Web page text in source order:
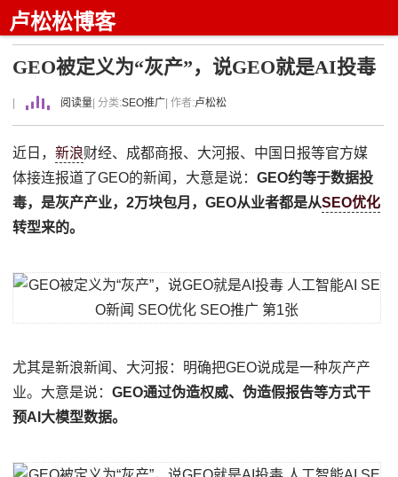
卢松松博客
GEO被定义为“灰产”，说GEO就是AI投毒
阅读量 | 分类:SEO推广 | 作者:卢松松
近日，新浪财经、成都商报、大河报、中国日报等官方媒
体接连报道了GEO的新闻，大意是说：GEO约等于数据投
毒，是灰产产业，2万块包月，GEO从业者都是从SEO优化
转型来的。
尤其是新浪新闻、大河报：明确把GEO说成是一种灰产产
业。大意是说：GEO通过伪造权威、伪造假报告等方式干
预AI大模型数据。